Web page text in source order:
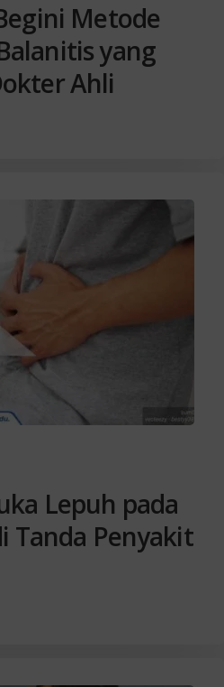
Metode
yang
Ahli
Lepuh pada
Tanda Penyakit